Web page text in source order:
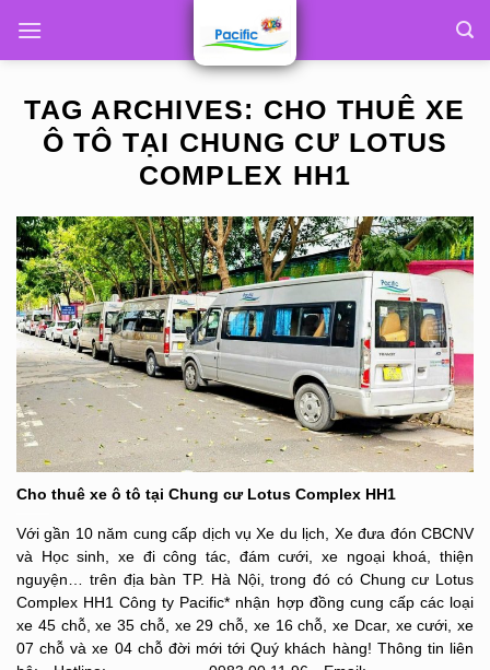
TAG ARCHIVES: CHO THUÊ XE
Ô TÔ TẠI CHUNG CƯ LOTUS
COMPLEX HH1
Cho thuê xe ô tô tại Chung cư Lotus Complex HH1
Với gần 10 năm cung cấp dịch vụ Xe du lịch, Xe đưa đón CBCNV
và Học sinh, xe đi công tác, đám cưới, xe ngoại khoá, thiện
nguyện… trên địa bàn TP. Hà Nội, trong đó có Chung cư Lotus
Complex HH1 Công ty Pacific* nhận hợp đồng cung cấp các loại
xe 45 chỗ, xe 35 chỗ, xe 29 chỗ, xe 16 chỗ, xe Dcar, xe cưới, xe
07 chỗ và xe 04 chỗ đời mới tới Quý khách hàng! Thông tin liên